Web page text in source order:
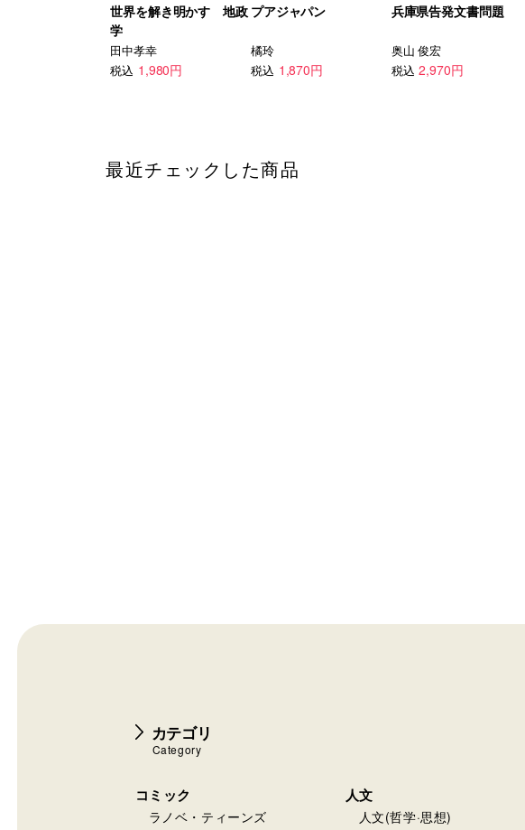
世界を解き明かす 地政
学
田中孝幸
税込 1,980円
プアジャパン
橘玲
税込 1,870円
兵庫県告発文書問題
奥山 俊宏
税込 2,970円
最近チェックした商品
カテゴリ
Category
コミック
ラノベ・ティーンズ
人文
人文(哲学·思想)